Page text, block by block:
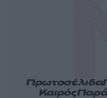
Πρωτοσέλιδα
Καιρός